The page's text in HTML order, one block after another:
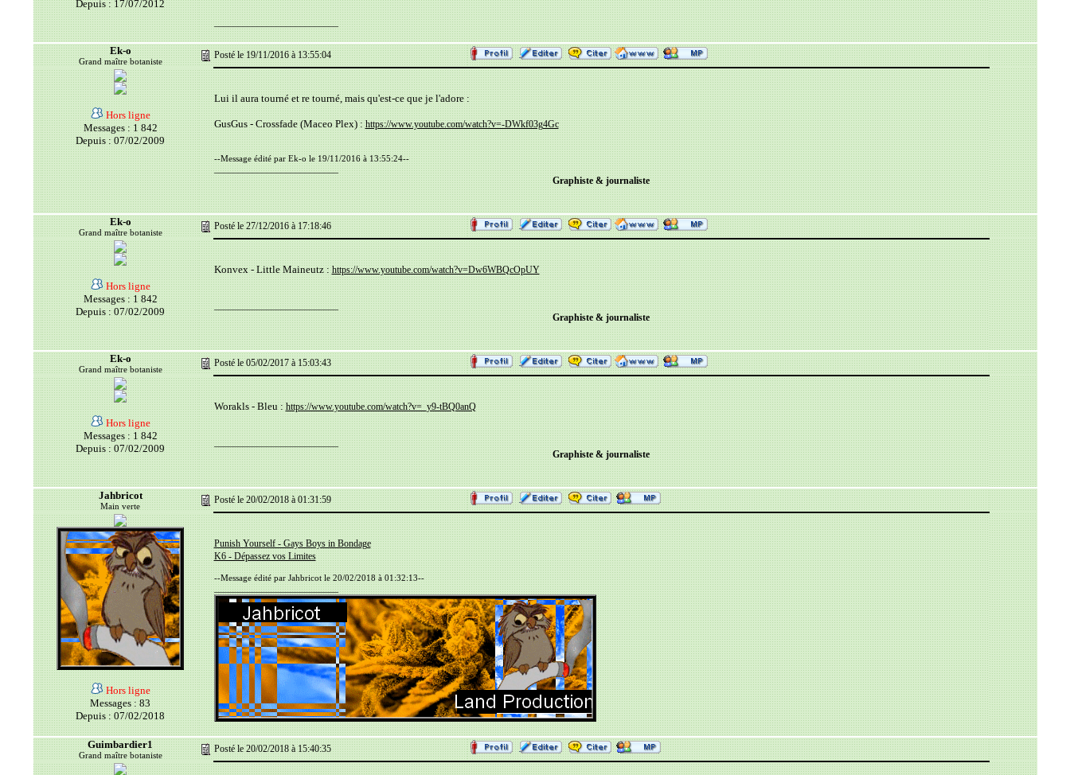
Depuis : 17/07/2012
__________________________
Ek-o
Grand maître botaniste
Posté le 19/11/2016 à 13:55:04
Hors ligne
Messages : 1 842
Depuis : 07/02/2009
Lui il aura tourné et re tourné, mais qu'est-ce que je l'adore :
GusGus - Crossfade (Maceo Plex) :https://www.youtube.com/watch?v=-DWkf03g4Gc
--Message édité par Ek-o le 19/11/2016 à 13:55:24--
__________________________
Graphiste & journaliste
Ek-o
Grand maître botaniste
Posté le 27/12/2016 à 17:18:46
Hors ligne
Messages : 1 842
Depuis : 07/02/2009
Konvex - Little Maineutz :https://www.youtube.com/watch?v=Dw6WBQcOpUY
__________________________
Graphiste & journaliste
Ek-o
Grand maître botaniste
Posté le 05/02/2017 à 15:03:43
Hors ligne
Messages : 1 842
Depuis : 07/02/2009
Worakls - Bleu :https://www.youtube.com/watch?v=_y9-tBQ0anQ
__________________________
Graphiste & journaliste
Jahbricot
Main verte
Posté le 20/02/2018 à 01:31:59
Hors ligne
Messages : 83
Depuis : 07/02/2018
Punish Yourself - Gays Boys in Bondage
K6 - Dépassez vos Limites
--Message édité par Jahbricot le 20/02/2018 à 01:32:13--
__________________________
Guimbardier1
Grand maître botaniste
Posté le 20/02/2018 à 15:40:35